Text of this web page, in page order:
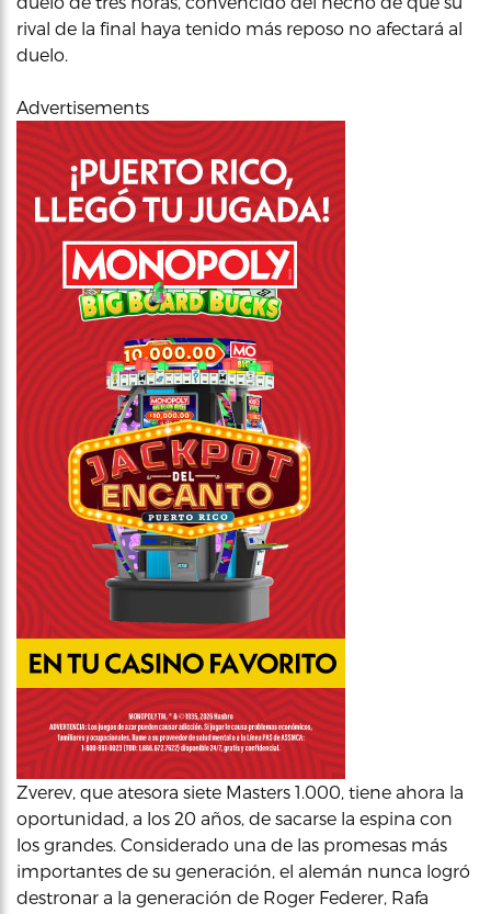
rival de la final haya tenido más reposo no afectará al
duelo.
Advertisements
Zverev, que atesora siete Masters 1.000, tiene ahora la
oportunidad, a los 20 años, de sacarse la espina con
los grandes. Considerado una de las promesas más
importantes de su generación, el alemán nunca logró
destronar a la generación de Roger Federer, Rafa